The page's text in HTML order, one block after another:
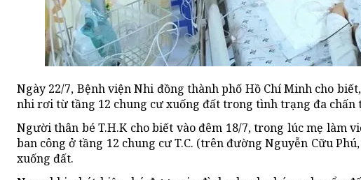
Ngày 22/7, Bệnh viện Nhi đồng thành phố Hồ Chí Minh cho
nhi rơi từ tầng 12 chung cư xuống đất trong tình trạng đa chấn
Người thân bé T.H.K cho biết vào đêm 18/7, trong lúc mẹ làm
ban công ở tầng 12 chung cư T.C. (trên đường Nguyễn Cữu
xuống đất.